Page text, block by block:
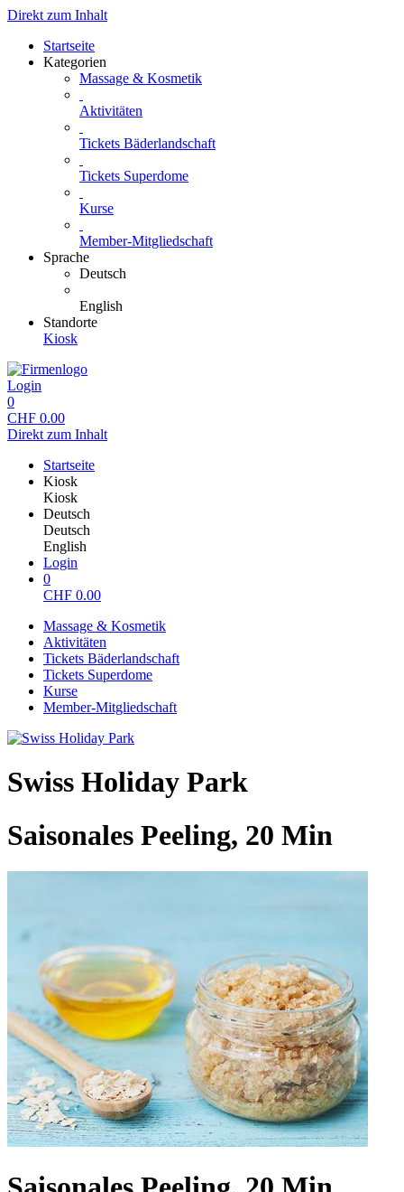
Direkt zum Inhalt
Startseite
Kategorien
Massage & Kosmetik
Aktivitäten
Tickets Bäderlandschaft
Tickets Superdome
Kurse
Member-Mitgliedschaft
Sprache
Deutsch
English
Standorte
Kiosk
Login
0
CHF 0.00
Direkt zum Inhalt
Startseite
Kiosk
Kiosk
Deutsch
Deutsch
English
Login
0
CHF 0.00
Massage & Kosmetik
Aktivitäten
Tickets Bäderlandschaft
Tickets Superdome
Kurse
Member-Mitgliedschaft
Swiss Holiday Park
Saisonales Peeling, 20 Min